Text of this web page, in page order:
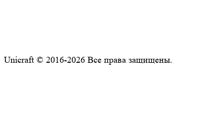
Unicraft © 2016-2026 Все права защищены.